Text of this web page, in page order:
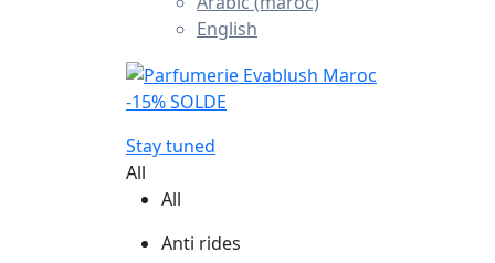
English
-15% SOLDE
Stay tuned
All
All
Anti rides